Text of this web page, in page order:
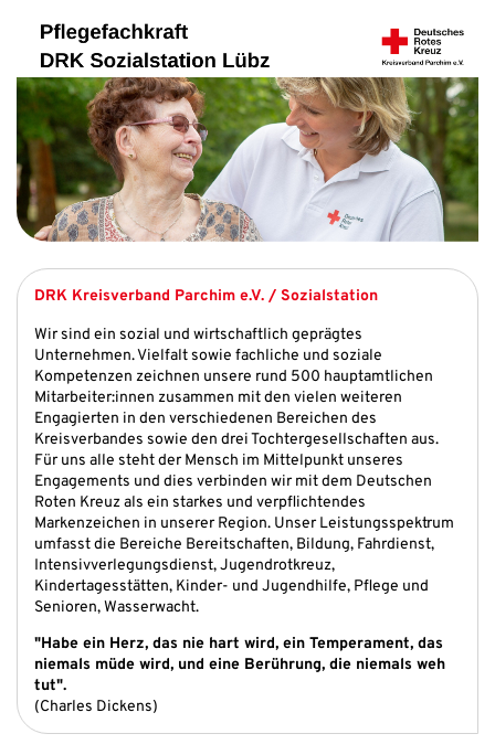
DRK Kreisverband Parchim e.V. / Sozialstation
Wir sind ein sozial und wirtschaftlich geprägtes
Unternehmen. Vielfalt sowie fachliche und soziale
Kompetenzen zeichnen unsere rund 500 hauptamtlichen
Mitarbeiter:innen zusammen mit den vielen weiteren
Engagierten in den verschiedenen Bereichen des
Kreisverbandes sowie den drei Tochtergesellschaften aus.
Für uns alle steht der Mensch im Mittelpunkt unseres
Engagements und dies verbinden wir mit dem Deutschen
Roten Kreuz als ein starkes und verpflichtendes
Markenzeichen in unserer Region. Unser Leistungsspektrum
umfasst die Bereiche Bereitschaften, Bildung, Fahrdienst,
Intensivverlegungsdienst, Jugendrotkreuz,
Kindertagesstätten, Kinder- und Jugendhilfe, Pflege und
Senioren, Wasserwacht.
"Habe ein Herz, das nie hart wird, ein Temperament, das
niemals müde wird, und eine Berührung, die niemals weh
tut".
(Charles Dickens)